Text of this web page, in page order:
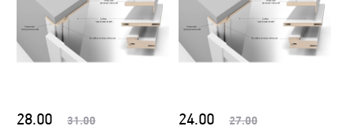
28.00 31.00 24.00 27.00